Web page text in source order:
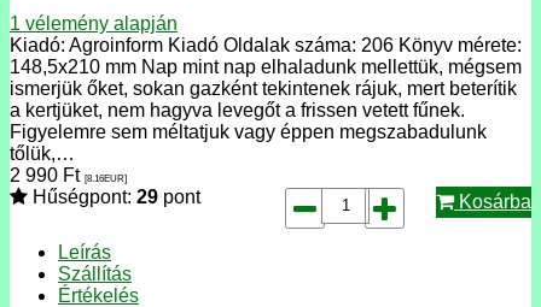
1 vélemény alapján
Kiadó: Agroinform Kiadó Oldalak száma: 206 Könyv mérete:
148,5x210 mm Nap mint nap elhaladunk mellettük, mégsem
ismerjük őket, sokan gazként tekintenek rájuk, mert beterítik
a kertjüket, nem hagyva levegőt a frissen vetett fűnek.
Figyelemre sem méltatjuk vagy éppen megszabadulunk
tőlük,…
2 990 Ft [8.16EUR]
Hűségpont: 29 pont Kosárba
Leírás
Szállítás
Értékelés